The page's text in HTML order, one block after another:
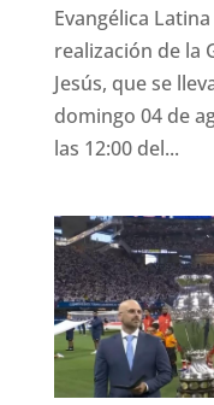
Evangélica
realización de la
Jesús, que se
domingo 04 de
las 12:00 del...